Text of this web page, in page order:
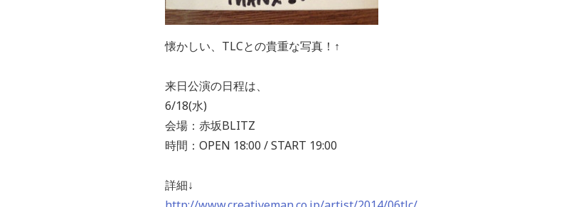
懐かしい、TLCとの貴重な写真！↑
来日公演の日程は、
6/18(水)
会場：赤坂BLITZ
時間：OPEN 18:00 / START 19:00
詳細↓